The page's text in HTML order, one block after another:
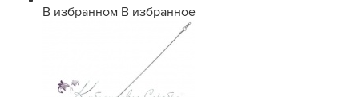
В избранном В избранное